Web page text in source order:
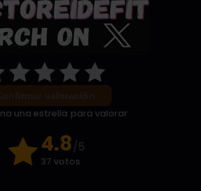
una estrella para valorar
4.8/5
37 votos